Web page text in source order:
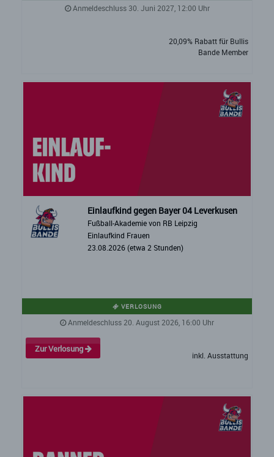
Anmeldeschluss 30. Juni 2027, 12:00 Uhr
20,09% Rabatt für Bullis
Bande Member
Einlaufkind gegen Bayer 04 Leverkusen
Fußball-Akademie von RB Leipzig
Einlaufkind Frauen
23.08.2026 (etwa 2 Stunden)
VERLOSUNG
Anmeldeschluss 20. August 2026, 16:00 Uhr
Zur Verlosung
inkl. Ausstattung